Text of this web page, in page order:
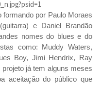
formando por Paulo Moraes
e Daniel Brandão
nomes do blues e do
como: Muddy Waters,
Boy, Jimi Hendrix, Ray
já tem alguns meses
aceitação do público que